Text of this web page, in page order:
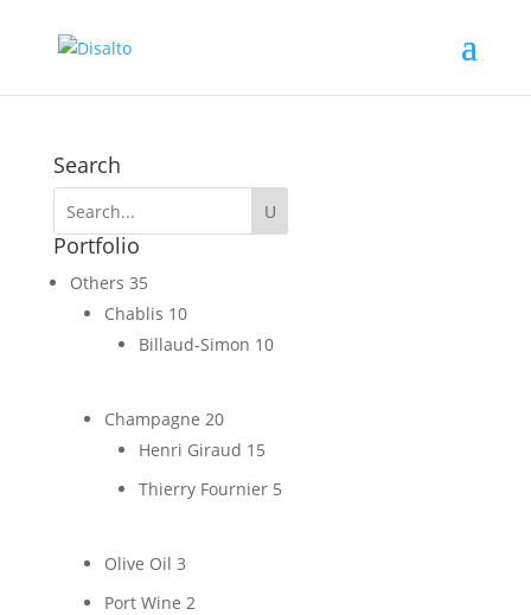
Search
Portfolio
Others 35
Chablis 10
Billaud-Simon 10
Champagne 20
Henri Giraud 15
Thierry Fournier 5
Olive Oil 3
Port Wine 2